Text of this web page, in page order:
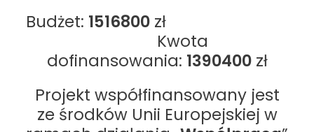
Budżet: 1516800 zł
Kwota
dofinansowania: 1390400zł
Projekt współfinansowany jest
ze środków Unii Europejskiej w